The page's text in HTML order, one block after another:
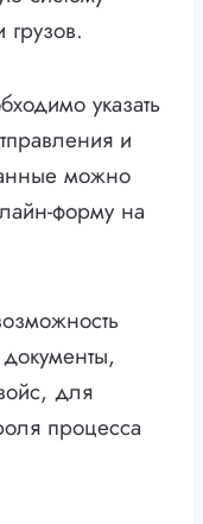
указать
и
можно
форму на
для
процесса